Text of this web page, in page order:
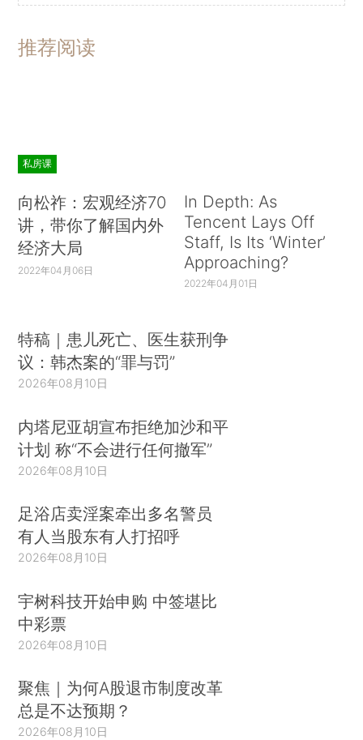
推荐阅读
私房课
向松祚：宏观经济70
讲，带你了解国内外
经济大局
2022年04月06日
In Depth: As
Tencent Lays Off
Staff, Is Its ‘Winter’
Approaching?
2022年04月01日
特稿｜患儿死亡、医生获刑争
议：韩杰案的“罪与罚”
2026年08月10日
内塔尼亚胡宣布拒绝加沙和平
计划 称“不会进行任何撤军”
2026年08月10日
足浴店卖淫案牵出多名警员
有人当股东有人打招呼
2026年08月10日
宇树科技开始申购 中签堪比
中彩票
2026年08月10日
聚焦｜为何A股退市制度改革
总是不达预期？
2026年08月10日